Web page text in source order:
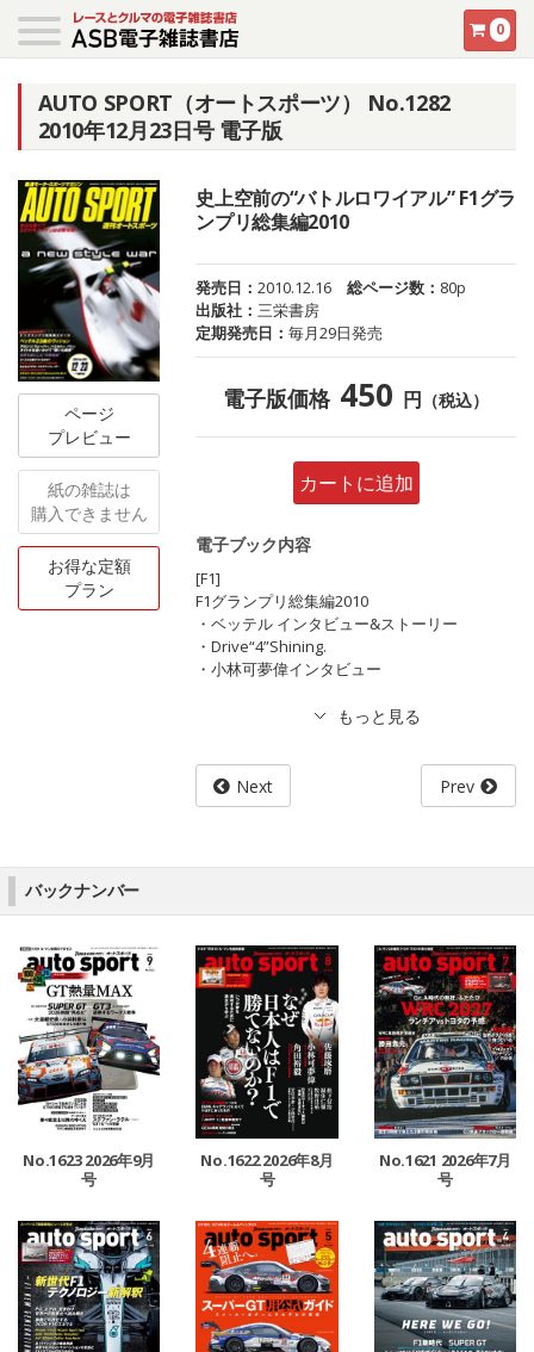
0
AUTO SPORT（オートスポーツ） No.1282
2010年12月23日号 電子版
ページ
プレビュー
紙の雑誌は
購入できません
お得な定額
プラン
史上空前の“バトルロワイアル” F1グラ
ンプリ総集編2010
発売日：2010.12.16 総ページ数： 80p
出版社：三栄書房
定期発売日：毎月29日発売
電子版価格 450 円 （税込）
カートに追加
電子ブック内容
[F1]
F1グランプリ総集編2010
・ベッテル インタビュー&ストーリー
・Drive“4”Shining.
・小林可夢偉インタビュー
Next Prev
バックナンバー
No.1623 2026年9月
号
No.1622 2026年8月
号
No.1621 2026年7月
号